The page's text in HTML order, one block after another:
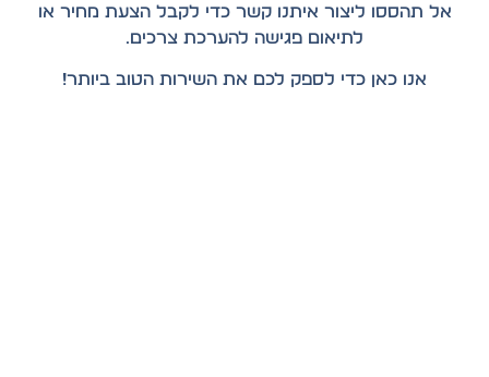
אל תהססו ליצור איתנו קשר כדי לקבל הצעת מחיר או
לתיאום פגישה להערכת צרכים.
אנו כאן כדי לספק לכם את השירות הטוב ביותר!